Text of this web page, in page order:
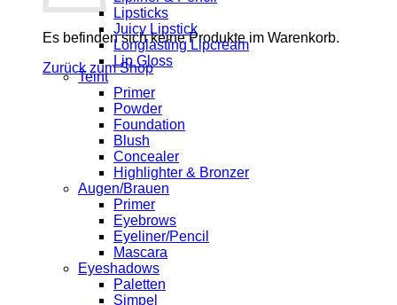
Es befinden sich keine Produkte im Warenkorb.
Zurück zum Shop
Lipsticks
Juicy Lipstick
Longlasting Lipcream
Lip Gloss
Teint
Primer
Powder
Foundation
Blush
Concealer
Highlighter & Bronzer
Augen/Brauen
Primer
Eyebrows
Eyeliner/Pencil
Mascara
Eyeshadows
Paletten
Simpel